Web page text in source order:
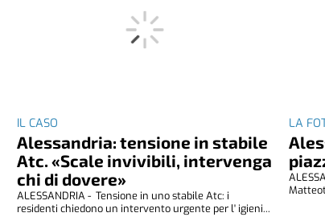
IL CASO
Alessandria: tensione in stabile
Atc. «Scale invivibili, intervenga
chi di dovere»
ALESSANDRIA - Tensione in uno stabile Atc: i
residenti chiedono un intervento urgente per l' igieni...
LA